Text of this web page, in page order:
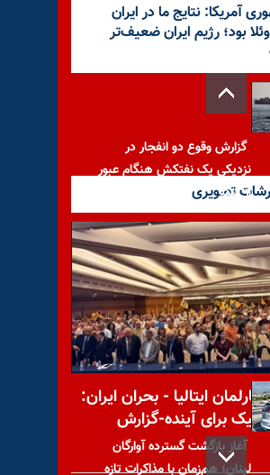
آمریکا: نتایج ما در ایران
بود؛ رژیم ایران ضعیف‌تر
گزارش وقوع دو انفجار در
نزدیکی یک نفتکش هنگام عبور
از تنگه
کارشناسان سازمان ملل:
سرکوب اقلیت‌های قومی در ایران
تشدید شده؛ خواستار توقف
آغاز بازگشت گسترده آوارگان
لبنان؛ هم‌زمان با مذاکرات تازه
تصویری
ایتالیا - بحران ایران:
برای آینده-گزارش